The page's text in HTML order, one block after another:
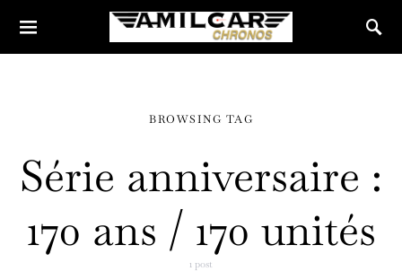
BROWSING TAG
Série anniversaire :
170 ans / 170 unités
1 post